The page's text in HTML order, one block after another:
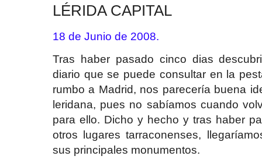
LÉRIDA CAPITAL
18 de Junio de 2008.
Tras haber pasado cinco dias
diario que se puede consultar en la
rumbo a Madrid, nos parecería buena
leridana, pues no sabíamos cuando
para ello. Dicho y hecho y tras haber
otros lugares tarraconenses,
sus principales monumentos.